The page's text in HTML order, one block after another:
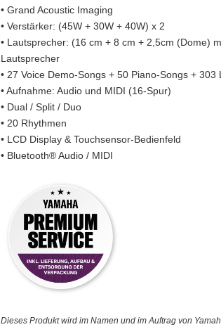
• Grand Acoustic Imaging
• Verstärker: (45W + 30W + 40W) x 2
• Lautsprecher: (16 cm + 8 cm + 2,5cm (Dome)
Lautsprecher
• 27 Voice Demo-Songs + 50 Piano-Songs + 303
• Aufnahme: Audio und MIDI (16-Spur)
• Dual / Split / Duo
• 20 Rhythmen
• LCD Display & Touchsensor-Bedienfeld
• Bluetooth® Audio / MIDI
Dieses Produkt wird im Namen und im Auftrag von